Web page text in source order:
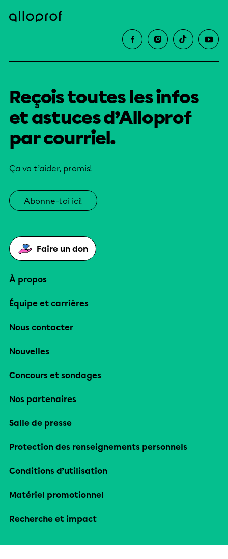
Reçois toutes les infos
et astuces d’Alloprof
par courriel.
Ça va t’aider, promis!
Abonne-toi ici!
Faire un don
À propos
Équipe et carrières
Nous contacter
Nouvelles
Concours et sondages
Nos partenaires
Salle de presse
Protection des renseignements personnels
Conditions d’utilisation
Matériel promotionnel
Recherche et impact